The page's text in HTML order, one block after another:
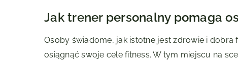
Jak trener personalny pomaga
Osoby świadome, jak istotne jest zdrowie i dobra
osiągnąć swoje cele fitness. W tym miejscu na